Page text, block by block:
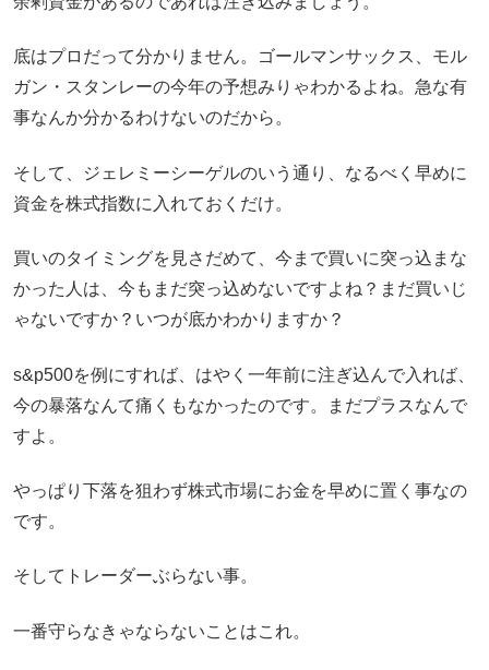
底はプロだって分かりません。ゴールマンサックス、モル
ガン・スタンレーの今年の予想みりゃわかるよね。急な有
事なんか分かるわけないのだから。
そして、ジェレミーシーゲルのいう通り、なるべく早めに
資金を株式指数に入れておくだけ。
買いのタイミングを見さだめて、今まで買いに突っ込まな
かった人は、今もまだ突っ込めないですよね？まだ買いじ
ゃないですか？いつが底かわかりますか？
s&p500を例にすれば、はやく一年前に注ぎ込んで入れば、
今の暴落なんて痛くもなかったのです。まだプラスなんで
すよ。
やっぱり下落を狙わず株式市場にお金を早めに置く事なの
です。
そしてトレーダーぶらない事。
一番守らなきゃならないことはこれ。